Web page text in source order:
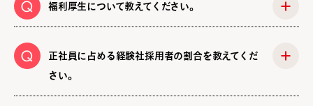
福利厚生について教えてください。
正社員に占める経験社採用者の割合を教えてくだ
さい。